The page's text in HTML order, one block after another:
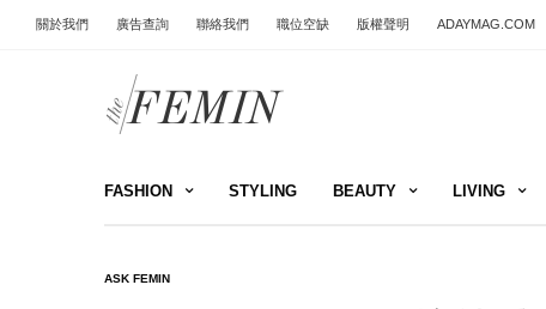
關於我們 廣告查詢 聯絡我們 職位空缺 版權聲明 ADAYMAG.COM
FASHION STYLING BEAUTY LIVING
ASK FEMIN